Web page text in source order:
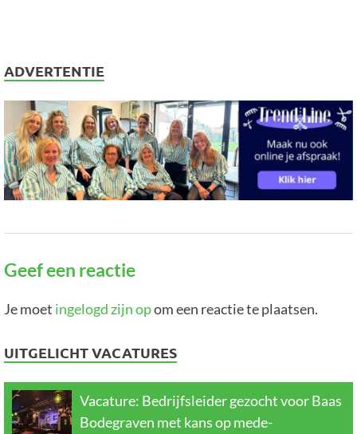
ADVERTENTIE
Geef een reactie
Je moet ingelogd zijn opom een reactie te plaatsen.
UITGELICHT VACATURES
Vacature: Bedrijfsleider gezocht voor Baas
Bodegraven met kans op mede-